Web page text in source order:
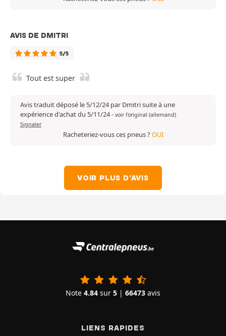
AVIS DE DMITRI
5/5
Tout est super
Avis traduit déposé le 5/12/24 par Dmitri suite à une
expérience d'achat du 5/11/24- voir l'original (allemand)
Signaler
Racheteriez-vous ces pneus ?OUI
VOIR PLUS D'AVIS
Note 4.84 sur 5 | 66473 avis
LIENS RAPIDES